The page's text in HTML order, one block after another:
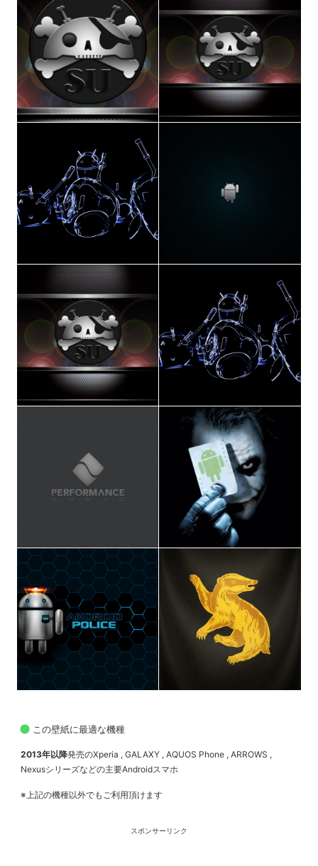
この壁紙に最適な機種
2013年以降発売のXperia , GALAXY , AQUOS Phone , ARROWS ,
Nexusシリーズなどの主要Androidスマホ
※上記の機種以外でもご利用頂けます
スポンサーリンク